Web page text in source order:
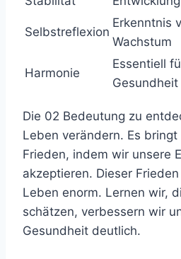
Selbstreflexion
Erkenntnis
Wachstum
Harmonie
Essentiell
Gesundheit
Die 02 Bedeutung zu
Leben verändern. Es bringt
Frieden, indem wir unsere
akzeptieren. Dieser
Leben enorm. Lernen wir,
schätzen, verbessern wir
Gesundheit deutlich.